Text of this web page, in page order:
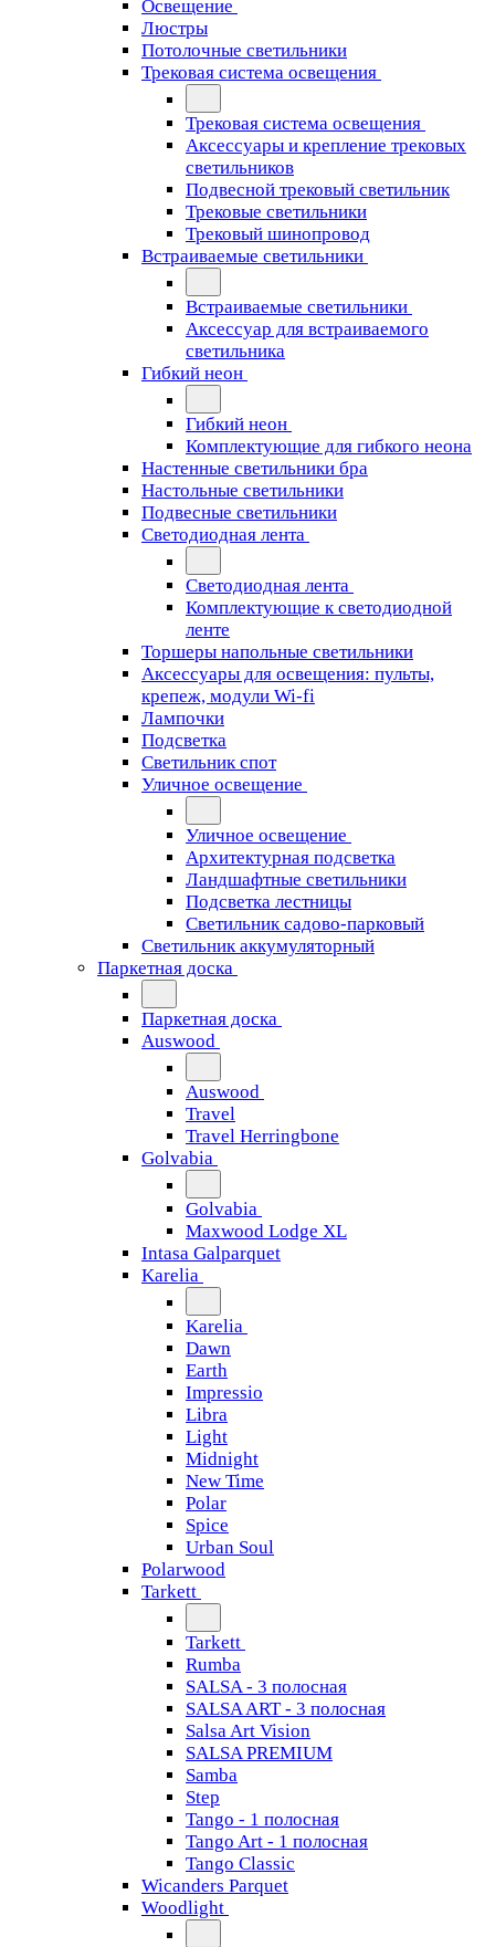
Освещение
Люстры
Потолочные светильники
Трековая система освещения
Трековая система освещения
Аксессуары и крепление трековых
светильников
Подвесной трековый светильник
Трековые светильники
Трековый шинопровод
Встраиваемые светильники
Встраиваемые светильники
Аксессуар для встраиваемого
светильника
Гибкий неон
Гибкий неон
Комплектующие для гибкого неона
Настенные светильники бра
Настольные светильники
Подвесные светильники
Светодиодная лента
Светодиодная лента
Комплектующие к светодиодной
ленте
Торшеры напольные светильники
Аксессуары для освещения: пульты,
крепеж, модули Wi-fi
Лампочки
Подсветка
Светильник спот
Уличное освещение
Уличное освещение
Архитектурная подсветка
Ландшафтные светильники
Подсветка лестницы
Светильник садово-парковый
Светильник аккумуляторный
Паркетная доска
Паркетная доска
Auswood
Auswood
Travel
Travel Herringbone
Golvabia
Golvabia
Maxwood Lodge XL
Intasa Galparquet
Karelia
Karelia
Dawn
Earth
Impressio
Libra
Light
Midnight
New Time
Polar
Spice
Urban Soul
Polarwood
Tarkett
Tarkett
Rumba
SALSA - 3 полосная
SALSA ART - 3 полосная
Salsa Art Vision
SALSA PREMIUM
Samba
Step
Tango - 1 полосная
Tango Art - 1 полосная
Tango Classiс
Wicanders Parquet
Woodlight